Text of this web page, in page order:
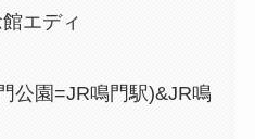
エディ
公園=JR鳴門駅)&JR鳴